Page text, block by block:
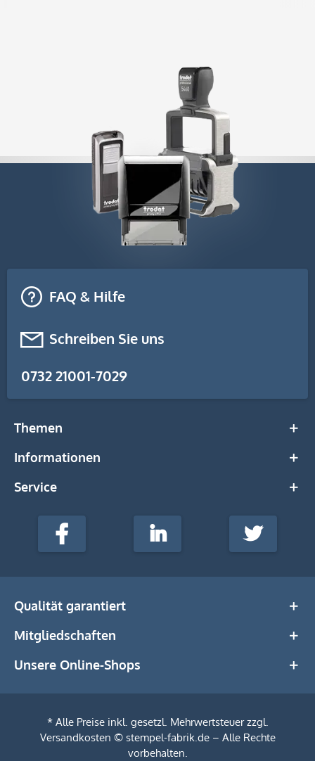
FAQ & Hilfe
Schreiben Sie uns
0732 21001-7029
Themen
Informationen
Service
stempel-
Media
Facebook LinkedIn Twitter
Qualität garantiert
Mitgliedschaften
Unsere Online-Shops
* Alle Preise inkl. gesetzl. Mehrwertsteuer zzgl.
Versandkosten © stempel-fabrik.de – Alle Rechte
vorbehalten.